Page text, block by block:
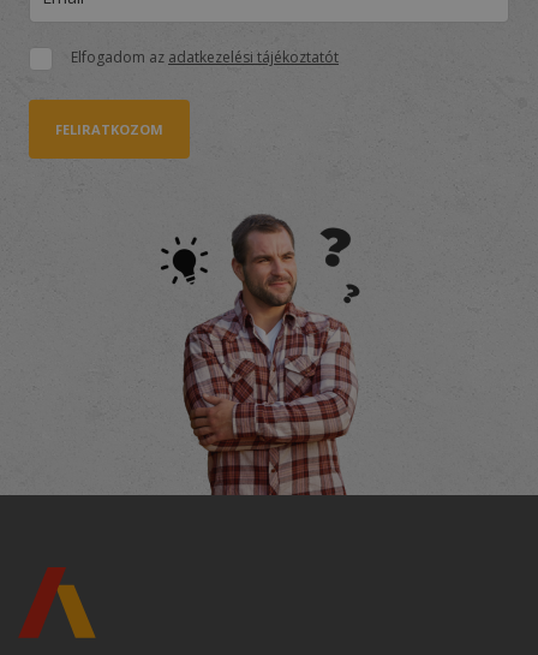
Elfogadom az adatkezelési tájékoztatót
FELIRATKOZOM